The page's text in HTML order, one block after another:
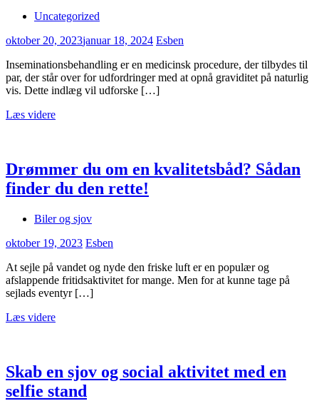
Uncategorized
oktober 20, 2023januar 18, 2024 Esben
Inseminationsbehandling er en medicinsk procedure, der tilbydes til
par, der står over for udfordringer med at opnå graviditet på naturlig
vis. Dette indlæg vil udforske […]
Læs videre
Drømmer du om en kvalitetsbåd? Sådan
finder du den rette!
Biler og sjov
oktober 19, 2023 Esben
At sejle på vandet og nyde den friske luft er en populær og
afslappende fritidsaktivitet for mange. Men for at kunne tage på
sejlads eventyr […]
Læs videre
Skab en sjov og social aktivitet med en
selfie stand